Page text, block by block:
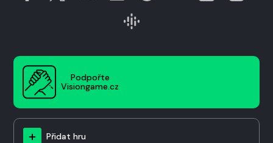
Podpořte
Visiongame.cz
Přidat hru